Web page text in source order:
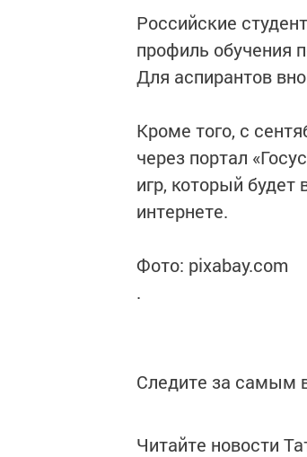
Российские
профиль обучения
Для аспирантов
Кроме того, с
через портал
игр, который
интернете.
Фото: pixabay.com
.
Следите за самым
Читайте новости